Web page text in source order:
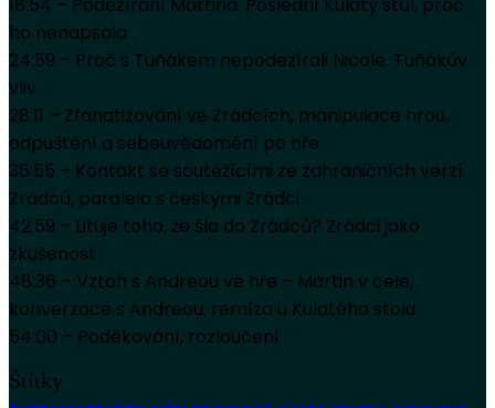
18:54 – Podezírání Martina. Poslední Kulatý stůl, proč
ho nenapsala
24:59 – Proč s Tuňákem nepodezírali Nicole. Tuňákův
vliv
28:11 – Zfanatizování ve Zrádcích, manipulace hrou,
odpuštění a sebeuvědomění po hře
36:55 – Kontakt se soutěžícími ze zahraničních verzí
Zrádců, paralela s českými Zrádci
42:59 – Lituje toho, že šla do Zrádců? Zrádci jako
zkušenost
48:36 – Vztah s Andreou ve hře – Martin v cele,
konverzace s Andreou, remíza u Kulatého stolu
54:00 – Poděkování, rozloučení
Štítky